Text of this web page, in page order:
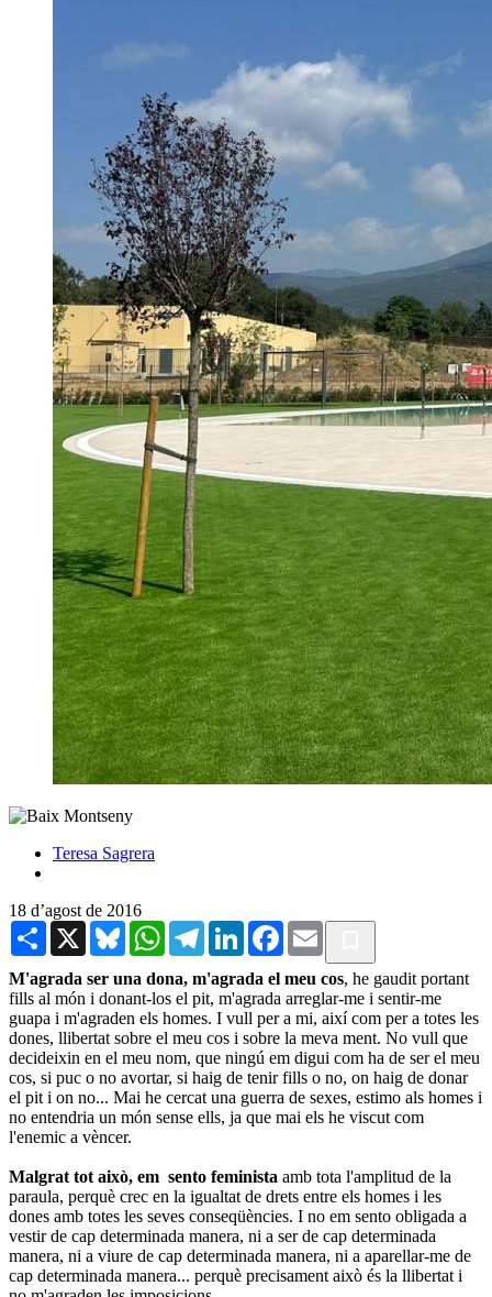
Teresa Sagrera
18 d’agost de 2016
Share X BlueskyWhatsAppTelegramLinkedInFacebook
Email
M'agrada ser una dona, m'agrada el meu cos, he gaudit portant
fills al món i donant-los el pit, m'agrada arreglar-me i sentir-me
guapa i m'agraden els homes. I vull per a mi, així com per a totes les
dones, llibertat sobre el meu cos i sobre la meva ment. No vull que
decideixin en el meu nom, que ningú em digui com ha de ser el meu
cos, si puc o no avortar, si haig de tenir fills o no, on haig de donar
el pit i on no... Mai he cercat una guerra de sexes, estimo als homes i
no entendria un món sense ells, ja que mai els he viscut com
l'enemic a vèncer.
Malgrat tot això, em sento feminista amb tota l'amplitud de la
paraula, perquè crec en la igualtat de drets entre els homes i les
dones amb totes les seves conseqüències. I no em sento obligada a
vestir de cap determinada manera, ni a ser de cap determinada
manera, ni a viure de cap determinada manera, ni a aparellar-me de
cap determinada manera... perquè precisament això és la llibertat i